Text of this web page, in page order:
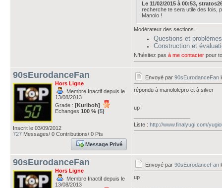
Le 11/02/2015 à 00:53,
recherche te sera utile des fois,
Manolo !
Modérateur des sections :
Questions et
Construction et
N'hésitez pas à me contacter pour
90sEurodanceFan
Hors Ligne
Membre Inactif depuis le
13/08/2013
Grade : [Kuriboh]
Echanges 100 % (5)
Inscrit le 03/09/2012
727 Messages/ 0 Contributions/ 0 Pts
Message Privé
Envoyé par 90sEurodanceFan
répondu à manololepro et à silver
up !
Liste : http://www.finalyugi.com/
90sEurodanceFan
Hors Ligne
Membre Inactif depuis le
13/08/2013
Envoyé par 90sEurodanceFan
up